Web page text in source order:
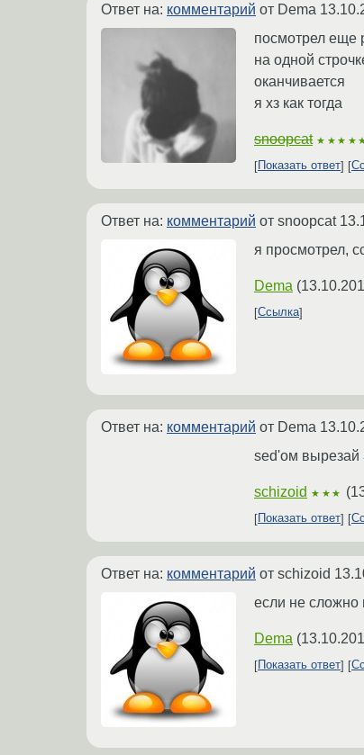
Ответ на: комментарий от Dema
посмотрел еще
на одной
оканчивается
я хз как тогда
snoopcat
Показать ответ
Ответ на: комментарий от snoopcat
я просмотрел,
Dema (
Ссылка
Ответ на: комментарий от Dema
sed'ом вырезай
schizoid ★★★ (
Показать ответ
Ответ на: комментарий от schizoid
если не сложно
Dema (
Показать ответ